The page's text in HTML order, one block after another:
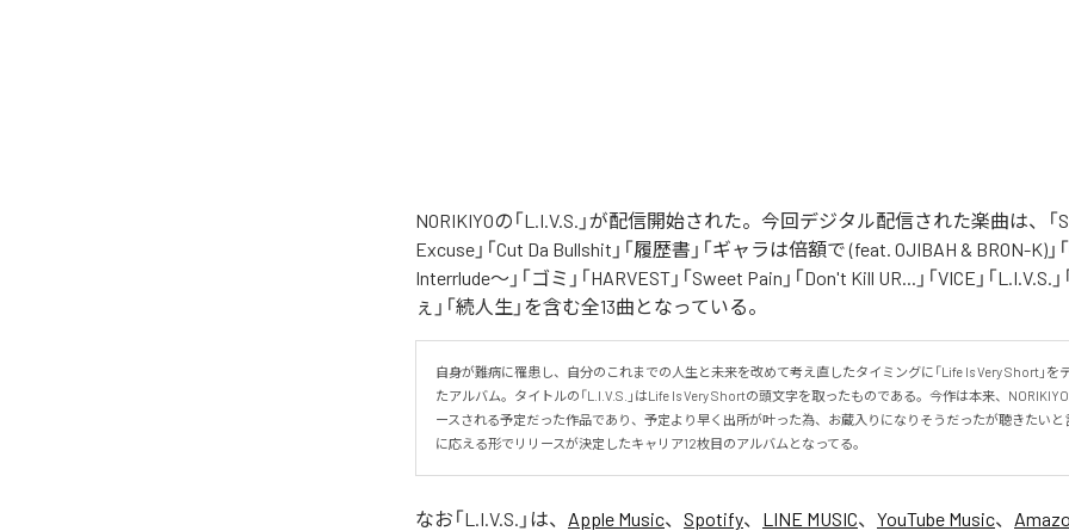
NORIKIYOの「L.I.V.S.」が配信開始された。今回デジタル配信された楽曲は、「
Excuse」「Cut Da Bullshit」「履歴書」「ギャラは倍額で (feat. OJIBAH & BRON-K)」
Interrlude～」「ゴミ」「HARVEST」「Sweet Pain」「Don't Kill UR...」「VICE」「L.I.V.S.
ぇ」「続人生」を含む全13曲となっている。
自身が難病に罹患し、自分のこれまでの人生と未来を改めて考え直したタイミングに「Life Is Very Short」を
たアルバム。タイトルの「L.I.V.S.」はLife Is Very Shortの頭文字を取ったものである。今作は本来、
ースされる予定だった作品であり、予定より早く出所が叶った為、お蔵入りになりそうだったが聴きたいと
に応える形でリリースが決定したキャリア12枚目のアルバムとなってる。
なお「L.I.V.S. 」は、 Apple Music、 Spotify、 LINE MUSIC、 YouTube Music、